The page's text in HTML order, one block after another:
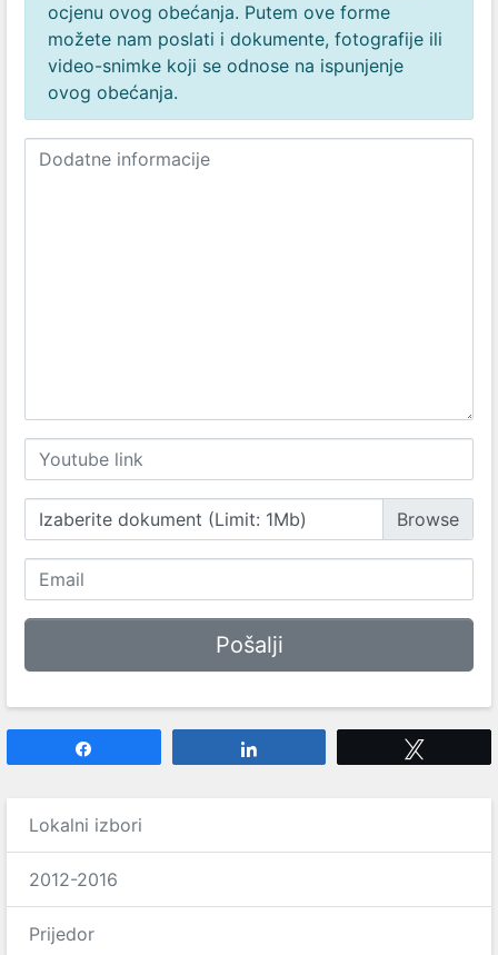
ocjenu ovog obećanja. Putem ove forme
možete nam poslati i dokumente, fotografije ili
video-snimke koji se odnose na ispunjenje
ovog obećanja.
Izaberite dokument (Limit: 1Mb)
Lokalni izbori
2012-2016
Prijedor